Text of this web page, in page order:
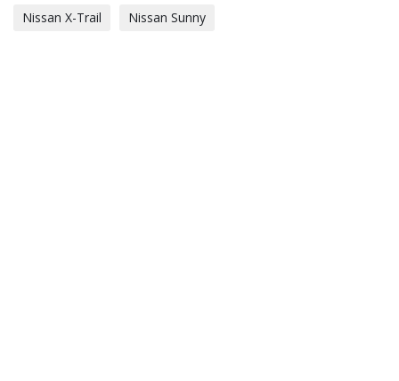
Nissan X-Trail Nissan Sunny